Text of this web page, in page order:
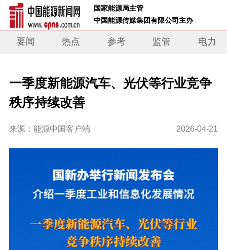
国家能源局主管
中国能源传媒集团有限公司主办
要闻 热点 参考 监管 电力
一季度新能源汽车、光伏等行业竞争
秩序持续改善
来源：能源中国客户端 2026-04-21